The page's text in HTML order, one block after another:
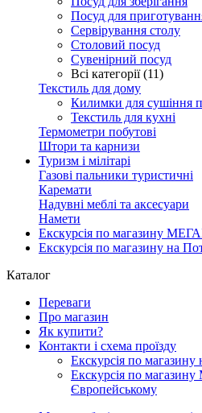
Посуд для
Сервірування столу
Столовий посуд
Сувенірний посуд
Всі категорії (11)
Текстиль для дому
Килимки для сушіння
Текстиль для кухні
Термометри побутові
Штори та карнизи
Туризм і мілітарі
Газові пальники туристичні
Каремати
Надувні меблі та аксесуари
Намети
Екскурсія по магазину
Екскурсія по магазину на
Каталог
Переваги
Про магазин
Як купити?
Контакти і схема проїзду
Екскурсія по магазину
Екскурсія по
Європейському